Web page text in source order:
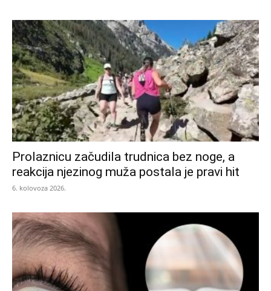
Prolaznicu začudila trudnica bez noge, a
reakcija njezinog muža postala je pravi hit
6. kolovoza 2026.